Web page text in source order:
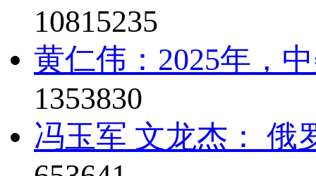
10815235
黄仁伟：2025年，
1353830
冯玉军 文龙杰： 俄